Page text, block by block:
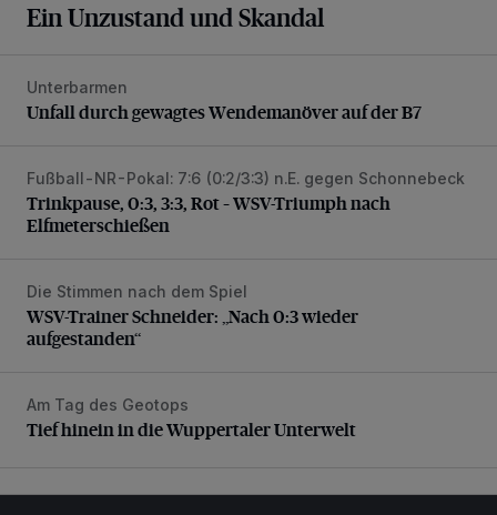
Ein Unzustand und Skandal
Unfall durch gewagtes Wendemanöver auf der B7
Unterbarmen
Unfall durch gewagtes Wendemanöver auf der B7
Trinkpause, 0:3, 3:3, Rot – WSV-Triumph nach
Fußball-NR-Pokal: 7:6 (0:2/3:3) n.E. gegen Schonnebeck
Trinkpause, 0:3, 3:3, Rot – WSV-Triumph nach
Elfmeterschießen
WSV-Trainer Schneider: „Nach 0:3 wieder aufgestanden“
Die Stimmen nach dem Spiel
WSV-Trainer Schneider: „Nach 0:3 wieder
aufgestanden“
Tief hinein in die Wuppertaler Unterwelt
Am Tag des Geotops
Tief hinein in die Wuppertaler Unterwelt